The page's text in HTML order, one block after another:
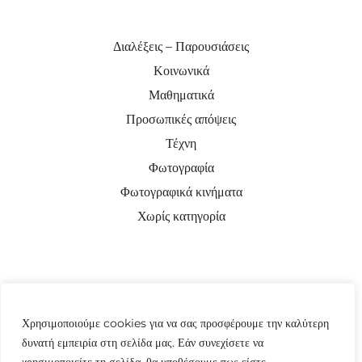
Χρησιμοποιούμε cookies για να σας προσφέρουμε την καλύτερη
δυνατή εμπειρία στη σελίδα μας. Εάν συνεχίσετε να
Διαλέξεις – Παρουσιάσεις
Κοινωνικά
Μαθηματικά
Προσωπικές απόψεις
Τέχνη
Φωτογραφία
Φωτογραφικά κινήματα
Χωρίς κατηγορία